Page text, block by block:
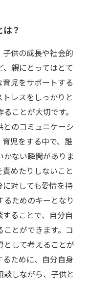
？
供の成長や社会的
親にとってはとて
児をサポートする
レスをしっかりと
ことが大切です。
とのコミュニケーシ
児をする中で、誰
かない瞬間がありま
めたりしないこと
対しても愛情を持
ためのキーとなり
ることで、自分自
とができます。コ
として考えることが
ために、自分自身
しながら、子供と